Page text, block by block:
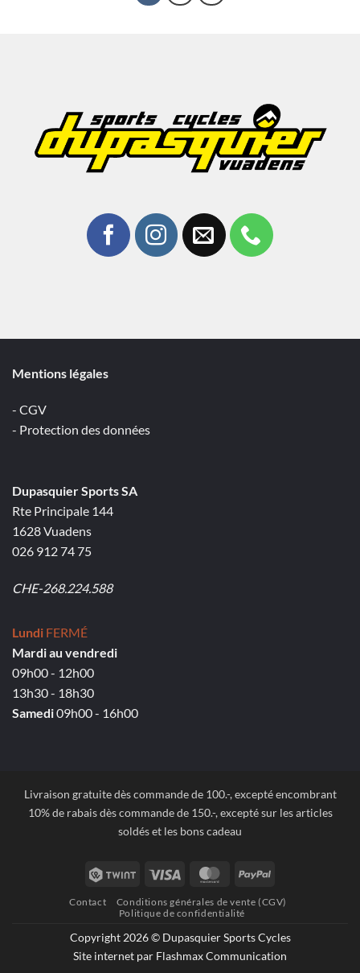
Mentions légales
- CGV
- Protection des données
Dupasquier Sports SA
Rte Principale 144
1628 Vuadens
026 912 74 75
CHE-268.224.588
Lundi FERMÉ
Mardi au vendredi
09h00 - 12h00
13h30 - 18h30
Samedi09h00 - 16h00
Livraison gratuite dès commande de 100.-, excepté encombrant
10% de rabais dès commande de 150.-, excepté sur les articles
soldés et les bons cadeau
Twint Visa MasterCardPayPal
Contact
Conditions générales de vente (CGV)
Politique de confidentialité
Copyright 2026 © Dupasquier Sports Cycles
Site internet par Flashmax Communication